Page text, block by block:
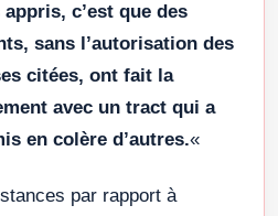
c’est que des
sans l’autorisation des
citées, ont fait la
avec un tract qui a
en colère d’autres.«
par rapport à